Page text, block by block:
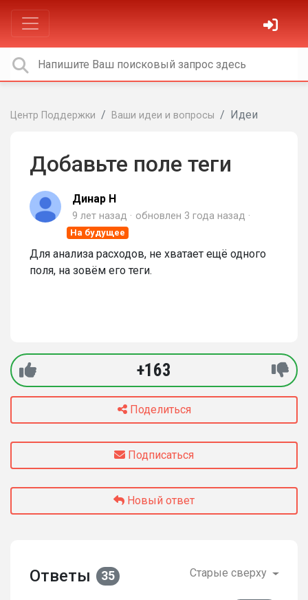
Центр Поддержки Ваши идеи и вопросы Идеи
Добавьте поле теги
Динар Н
9 лет назад обновлен 3 года назад
На будущее
Для анализа расходов, не хватает ещё одного
поля, на зовём его теги.
+163
Поделиться
Подписаться
Новый ответ
Ответы 35 Старые сверху